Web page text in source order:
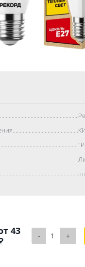
43
- +